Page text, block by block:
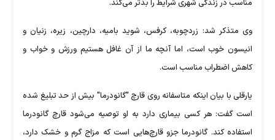
مناسب در زندگی شهری شرایط را بدتر می‌کند.
وی متذکر شد: زردچوبه، کرفس، شوید بامیه، دارچین، زیره، زنیان و
انیسون خوب است، اما آنچه ما از آن غافل هستیم ورزش و خواب و
کاهش اضطراب مناسب است.
یارقلی با بیان اینکه متاسفانه روی قارچ "گانودرما" بیش از حد تبلیغ شده
است گفت: هر کسی بیماری دارد به او توصیه می‌شود قارچ گانودرما
استفاده کند. گانودرما جزو قارچ‌هایی است که مزاج گرم و خشک دارد،